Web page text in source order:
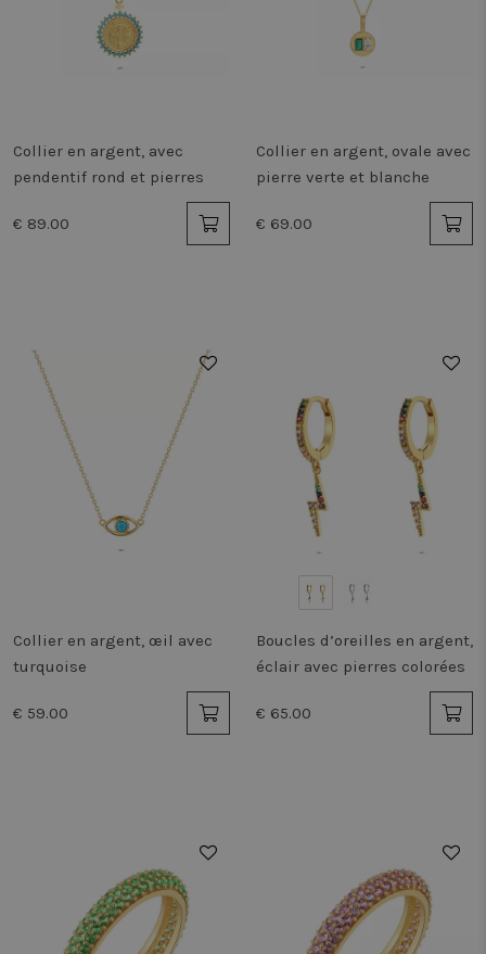
Collier en argent, avec
pendentif rond et pierres
€ 89.00
Collier en argent, ovale avec
pierre verte et blanche
€ 69.00
Collier en argent, œil avec
turquoise
€ 59.00
Boucles d’oreilles en argent,
éclair avec pierres colorées
€ 65.00